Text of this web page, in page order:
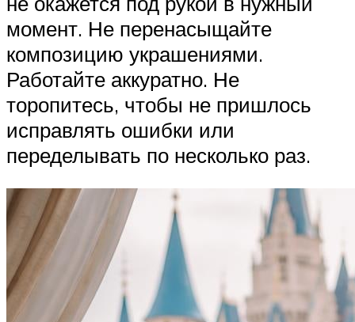
момент. Не перенасыщайте
композицию украшениями.
Работайте аккуратно. Не
торопитесь, чтобы не пришлось
исправлять ошибки или
переделывать по несколько раз.